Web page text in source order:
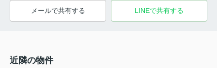
メールで共有する LINEで共有する
近隣の物件